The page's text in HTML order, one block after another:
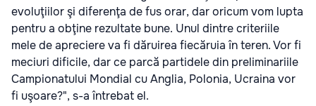
evoluţiilor şi diferenţa de fus orar, dar oricum vom lupta
pentru a obţine rezultate bune. Unul dintre criteriile
mele de apreciere va fi dăruirea fiecăruia în teren. Vor fi
meciuri dificile, dar ce parcă partidele din preliminariile
Campionatului Mondial cu Anglia, Polonia, Ucraina vor
fi uşoare?", s-a întrebat el.